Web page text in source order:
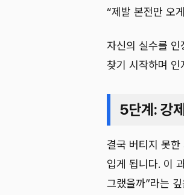
“제발 본전만 오
자신의 실수를 인
찾기 시작하며
5단계: 강
결국 버티지 못
입게 됩니다. 이
그랬을까”라는